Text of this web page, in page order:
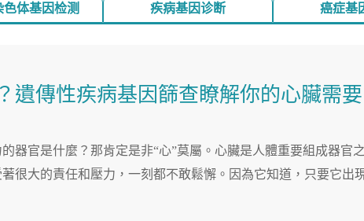
色体基因检测 疾病基因诊断 癌症基
遺傳性疾病基因篩查瞭解你的心臟需要
器官是什麼？那肯定是非“心”莫屬。心臟是人體重要組成器官
很大的責任和壓力，一刻都不敢鬆懈。因為它知道，只要它出